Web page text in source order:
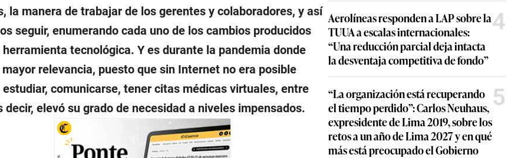
la manera de trabajar de los gerentes y colaboradores, y así
seguir, enumerando cada uno de los cambios producidos
herramienta tecnológica. Y es durante la pandemia donde
relevancia, puesto que sin Internet no era posible
estudiar, comunicarse, tener citas médicas virtuales, entre
decir, elevó su grado de necesidad a niveles impensados.
Aerolíneas responden a LAP sobre la
TUUA a escalas internacionales:
“Una reducción parcial deja intacta
la desventaja competitiva de fondo”
4
“La organización está recuperando
el tiempo perdido”: Carlos Neuhaus,
expresidente de Lima 2019, sobre los
retos a un año de Lima 2027 y en qué
más está preocupado el Gobierno
5